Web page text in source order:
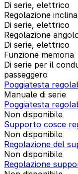
Di serie, elettrico
Regolazione
Di serie, elettrico
Regolazione
Di serie, elettrico
Funzione memoria
Di serie per il
passeggero
Poggiatesta
Manuale di serie
Poggiatesta
Non disponibile
Supporto cosce
Non disponibile
Regolazione del
Non disponibile
Regolazione